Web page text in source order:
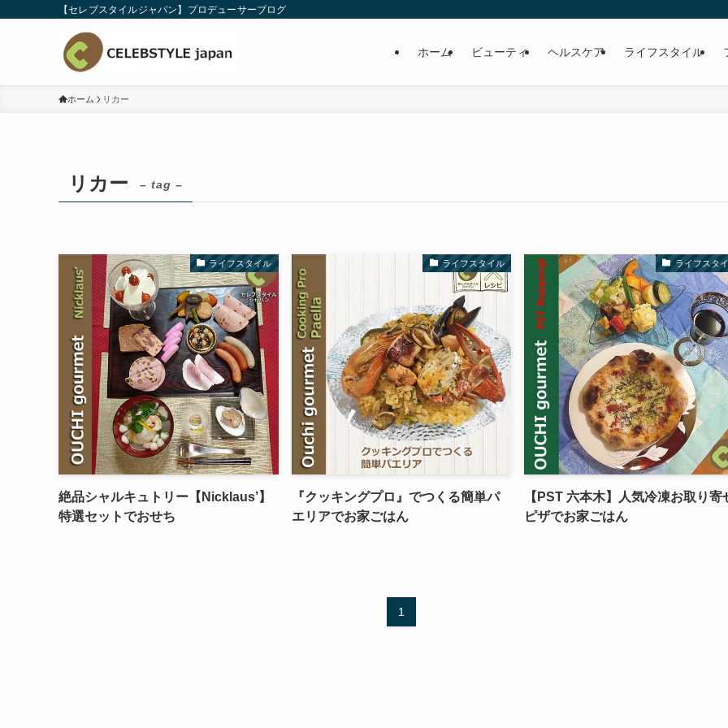
【セレブスタイルジャパン】プロデューサーブログ
ホーム ビューティ ヘルスケア ライフスタイル
ホーム リカー
リカー – tag –
ライフスタイル
絶品シャルキュトリー【Nicklaus’】
特選セットでおせち
ライフスタイル
『クッキングプロ』でつくる簡単パ
エリアでお家ごはん
ライフスタ
【PST 六本木】人気冷凍お取り寄
ピザでお家ごはん
1